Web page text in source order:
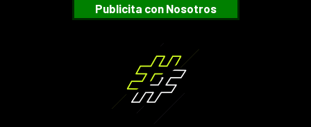
Publicita con Nosotros